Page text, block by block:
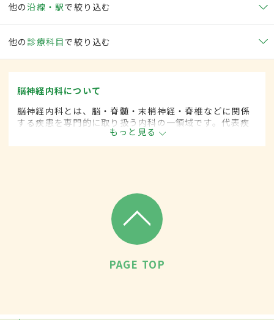
他の沿線・駅で絞り込む
他の 診療科目で絞り込む
脳神経内科について
脳神経内科とは、脳・脊髄・末梢神経・脊椎などに関係
する疾患を専門的に取り扱う内科の一領域です。代表疾
患として、脳卒中や各種神経変性疾患(パーキンソン病、
筋萎縮性側索硬化など)、脊髄と末梢神経の疾患、てんか
もっと見る
PAGE TOP